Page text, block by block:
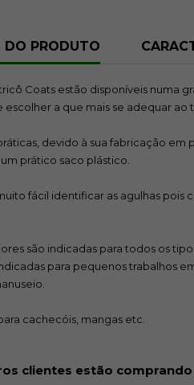
DO PRODUTO
Coats estão disponíveis numa
a que mais se adequar ao
devido à sua fabricação em
prático saco plástico.
fácil identificar as agulhas pois
são indicadas para todos os
para pequenos trabalhos
cachecóis, mangas etc.
clientes estão comprando